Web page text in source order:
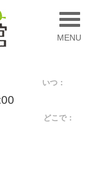
MENU
いつ：
どこで：